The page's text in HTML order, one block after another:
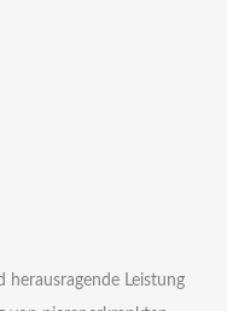
Leistung